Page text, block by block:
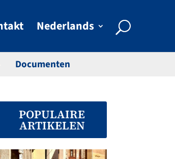
Documenten
Nederlands
POPULAIRE
ARTIKELEN